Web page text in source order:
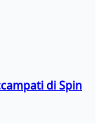
di Spin